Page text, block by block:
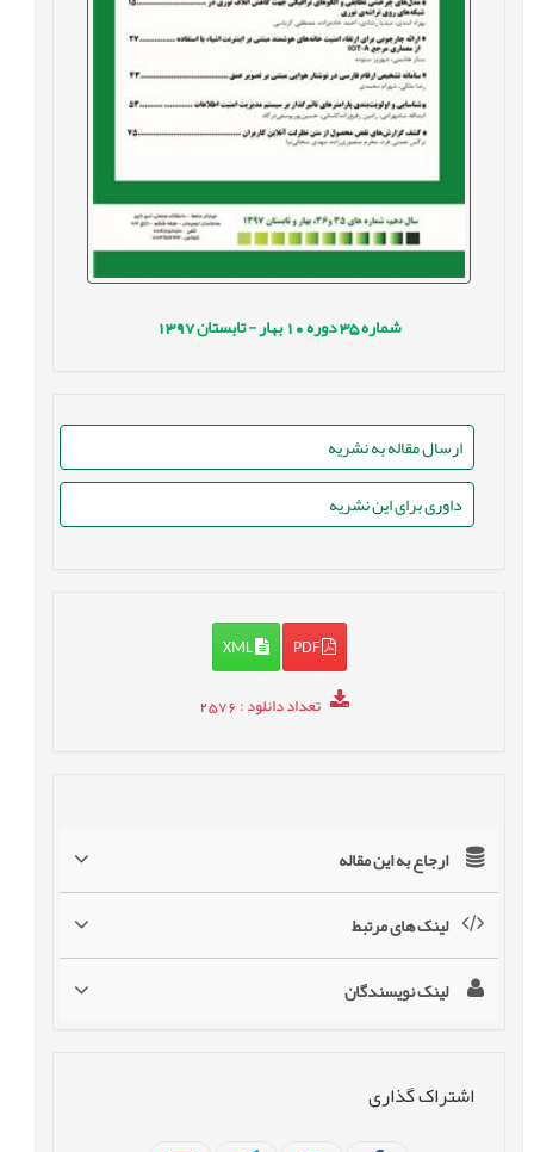
شماره35 دوره10 بهار - تابستان1397
ارسال مقاله به نشریه
داوری برای این نشریه
PDF
XML
تعداد دانلود: 2576
ارجاع به این مقاله
لینک های مرتبط
لینک نویسندگان
اشتراک گذاری